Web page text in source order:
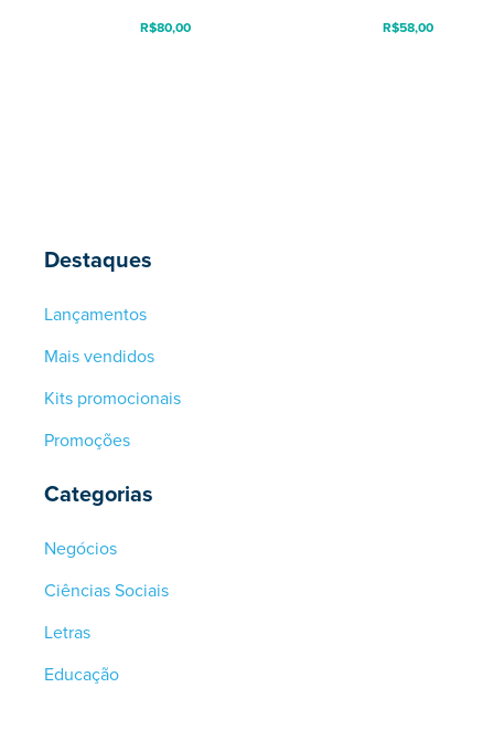
Destaques
Lançamentos
Mais vendidos
Kits promocionais
Promoções
Categorias
Negócios
Ciências Sociais
Letras
Educação
R$80,00 R$58,00